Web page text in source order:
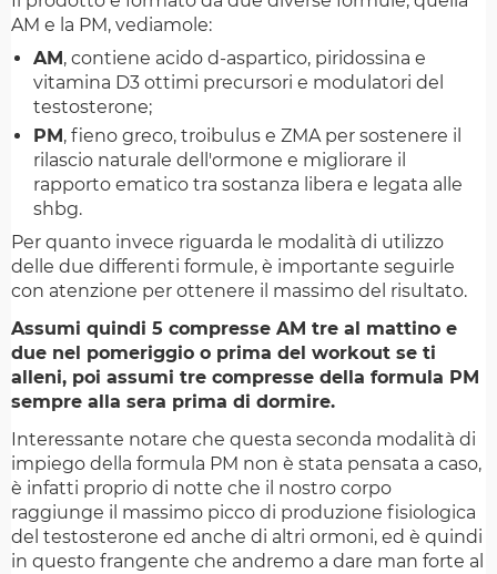
AM e la PM, vediamole:
AM , contiene acido d-aspartico, piridossina e
vitamina D3 ottimi precursori e modulatori del
testosterone;
PM , fieno greco, troibulus e ZMA per sostenere il
rilascio naturale dell'ormone e migliorare il
rapporto ematico tra sostanza libera e legata alle
shbg.
Per quanto invece riguarda le modalità di utilizzo
delle due differenti formule, è importante seguirle
con atenzione per ottenere il massimo del risultato.
Assumi quindi 5 compresse AM tre al mattino e
due nel pomeriggio o prima del workout se ti
alleni, poi assumi tre compresse della formula PM
sempre alla sera prima di dormire.
Interessante notare che questa seconda modalità di
impiego della formula PM non è stata pensata a caso,
è infatti proprio di notte che il nostro corpo
raggiunge il massimo picco di produzione fisiologica
del testosterone ed anche di altri ormoni, ed è quindi
in questo frangente che andremo a dare man forte al